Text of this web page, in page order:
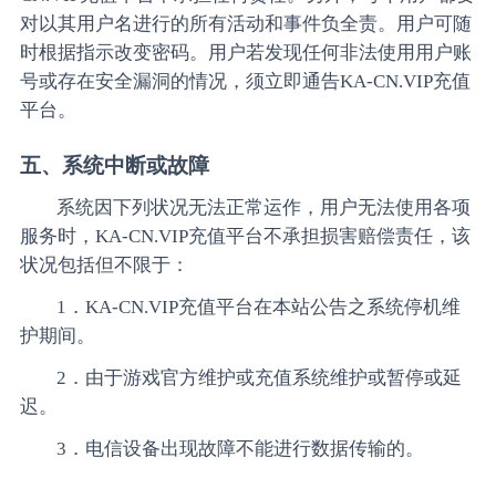
对以其用户名进行的所有活动和事件负全责。用户可随
时根据指示改变密码。用户若发现任何非法使用用户账
号或存在安全漏洞的情况，须立即通告KA-CN.VIP充值
平台。
五、系统中断或故障
系统因下列状况无法正常运作，用户无法使用各项
服务时，KA-CN.VIP充值平台不承担损害赔偿责任，该
状况包括但不限于：
1．KA-CN.VIP充值平台在本站公告之系统停机维
护期间。
2．由于游戏官方维护或充值系统维护或暂停或延
迟。
3．电信设备出现故障不能进行数据传输的。